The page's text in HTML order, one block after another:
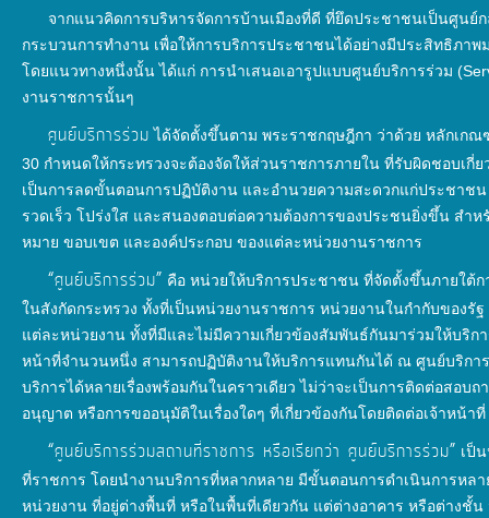
แผนการ
ใช้
จ่าย
ประมาณ
ประจำ
ปี
การ
บริหาร
และ
พัฒนา
ทรัพยากร
บุคคล
การ
จากแนวคิดการบริหารจัดการบ้านเมืองที่ดี ที่ยึดประชาชนเป็นศูนย์ก
กระบวนการทำงาน เพื่อให้การบริการประชาชนได้อย่างมีประสิทธิภา
โดยแนวทางหนึ่งนั้น ได้แก่ การนำเสนอเอารูปแบบศูนย์บริการร่วม
งานราชการนั้นๆ
ศูนย์บริการร่วม ได้จัดตั้งขึ้นตาม พระราชกฤษฎีกา ว่าด้วย หลักเก
30 กำหนดให้กระทรวงจะต้องจัดให้ส่วนราชการภายใน ที่รับผิดชอบเกี่
เป็นการลดขั้นตอนการปฏิบัติงาน และอำนวยความสะดวกแก่ประชาช
รวดเร็ว โปร่งใส และสนองตอบต่อความต้องการของประชนยิ่งขึ้น ส
หมาย ขอบเขต และองค์ประกอบ ของแต่ละหน่วยงานราชการ
“ศูนย์บริการร่วม” คือ หน่วยให้บริการประชาชน ที่จัดตั้งขึ้นภายใต้
ในสังกัดกระทรวง ทั้งที่เป็นหน่วยงานราชการ หน่วยงานในกำกับของ
แต่ละหน่วยงาน ทั้งที่มีและไม่มีความเกี่ยวข้องสัมพันธ์กันมาร่วมให้บริก
หน้าที่จำนวนหนึ่ง สามารถปฏิบัติงานให้บริการแทนกันได้ ณ ศูนย์บริกา
บริการได้หลายเรื่องพร้อมกันในคราวเดียว ไม่ว่าจะเป็นการติดต่อสอบ
อนุญาต หรือการขออนุมัติในเรื่องใดๆ ที่เกี่ยวข้องกันโดยติดต่อเจ้าหน้า
“ศูนย์บริการร่วมสถานที่ราชการ หรือเรียกว่า ศูนย์บริการร่วม” เป็
ที่ราชการ โดยนำงานบริการที่หลากหลาย มีขั้นตอนการดำเนินการหล
หน่วยงาน ที่อยู่ต่างพื้นที่ หรือในพื้นที่เดียวกัน แต่ต่างอาคาร หรือต่างชั้